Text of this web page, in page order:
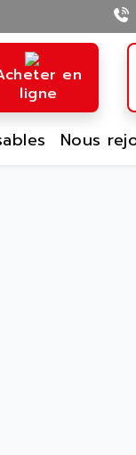
en
ligne
Nous